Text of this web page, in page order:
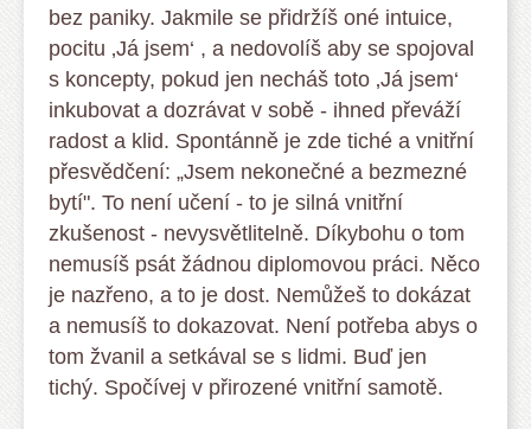
bez paniky. Jakmile se přidržíš oné intuice,
pocitu ‚Já jsem‘ , a nedovolíš aby se spojoval
s koncepty, pokud jen necháš toto ‚Já jsem‘
inkubovat a dozrávat v sobě - ihned převáží
radost a klid. Spontánně je zde tiché a vnitřní
přesvědčení: „Jsem nekonečné a bezmezné
bytí". To není učení - to je silná vnitřní
zkušenost - nevysvětlitelně. Díkybohu o tom
nemusíš psát žádnou diplomovou práci. Něco
je nazřeno, a to je dost. Nemůžeš to dokázat
a nemusíš to dokazovat. Není potřeba abys o
tom žvanil a setkával se s lidmi. Buď jen
tichý. Spočívej v přirozené vnitřní samotě.